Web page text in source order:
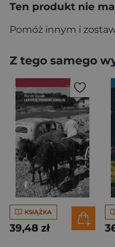
Ten produkt nie
Pomóż innym i
Z tego samego
KSIĄŻKA
39,48 zł